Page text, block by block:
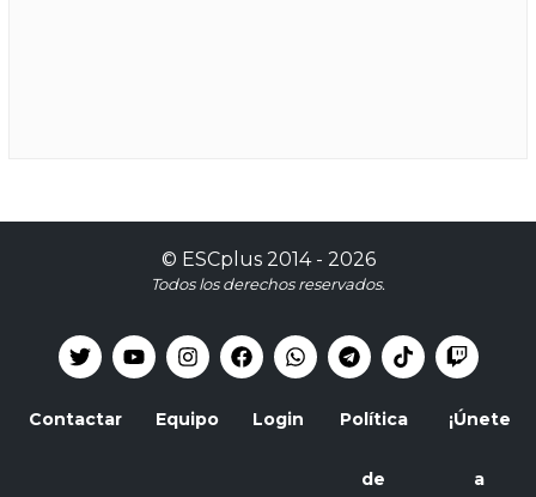
© ESCplus2014 - 2026
Todos los derechos reservados.
Contactar Equipo Login Política
de
¡Únete
a